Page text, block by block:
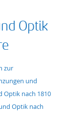
Optik
zur
und
Optik nach 1810
Optik nach